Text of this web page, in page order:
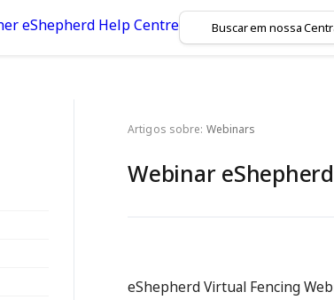
Artigos sobre: Webinars
Webinar
eShepherd Virtual Fencing